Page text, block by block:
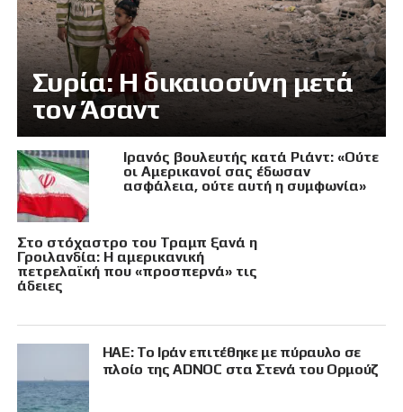
Συρία: Η δικαιοσύνη μετά
τον Άσαντ
Ιρανός βουλευτής κατά Ριάντ: «Ούτε
οι Αμερικανοί σας έδωσαν
ασφάλεια, ούτε αυτή η συμφωνία»
Στο στόχαστρο του Τραμπ ξανά η
Γροιλανδία: Η αμερικανική
πετρελαϊκή που «προσπερνά» τις
άδειες
ΗΑΕ: Το Ιράν επιτέθηκε με πύραυλο σε
πλοίο της ADNOC στα Στενά του Ορμούζ